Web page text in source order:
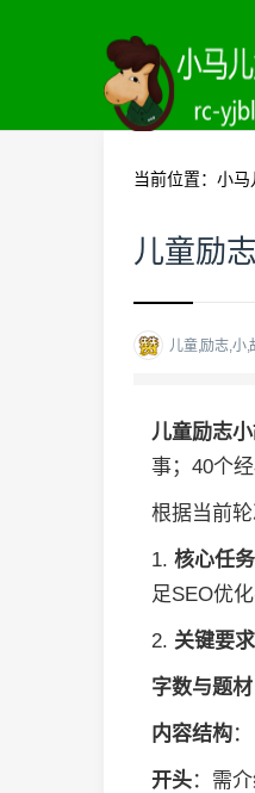
当前位置： 小马
儿童励
儿童,励志,小,
儿童励志
事；40个
根据当前
1. 核心任务
足SEO优化
2. 关键要求
字数与题材
内容结构：
开头：需